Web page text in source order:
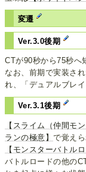
変遷
Ver.3.0後期
CTが90秒から75秒へ
なお、前期で実装さ
れ、「デュアルブレ
Ver.3.1後期
【スライム（仲間モ
ランの極意】で覚え
【モンスターバトルロ
バトルロードの他の